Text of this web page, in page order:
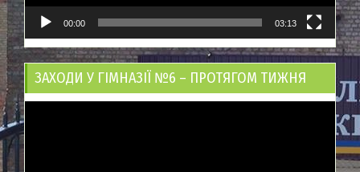
00:00 03:13
ЗАХОДИ У ГІМНАЗІЇ №6 – ПРОТЯГОМ ТИЖНЯ